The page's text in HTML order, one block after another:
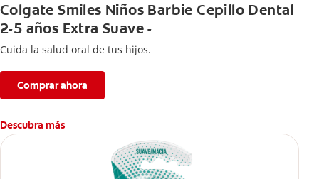
Colgate Smiles Niños Barbie Cepillo Dental
2-5 años Extra Suave -
Cuida la salud oral de tus hijos.
Comprar ahora
Descubra más